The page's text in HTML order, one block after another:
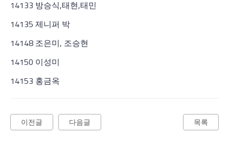
14133 방승식,태현,태민
14135 제니퍼 박
14148 조은미, 조승현
14150 이성미
14153 홍금옥
다음글
이전글 목록